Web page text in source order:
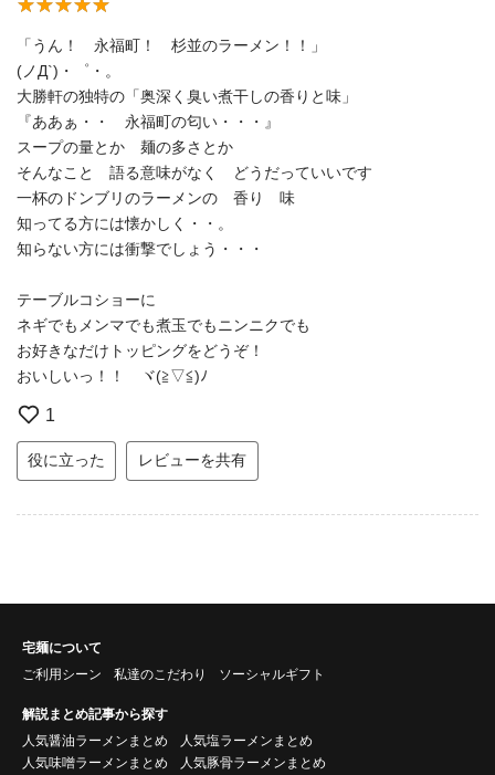
「うん！ 永福町！ 杉並のラーメン！！」
(ノД`)・゜・。
大勝軒の独特の「奥深く臭い煮干しの香りと味」
『ああぁ・・ 永福町の匂い・・・』
スープの量とか 麺の多さとか
そんなこと 語る意味がなく どうだっていいです
一杯のドンブリのラーメンの 香り 味
知ってる方には懐かしく・・。
知らない方には衝撃でしょう・・・
テーブルコショーに
ネギでもメンマでも煮玉でもニンニクでも
お好きなだけトッピングをどうぞ！
おいしいっ！！ ヾ(≧▽≦)ﾉ
1
役に立った レビューを共有
宅麺について
ご利用シーン
私達のこだわり ソーシャルギフト
解説まとめ記事から探す
人気醤油ラーメンまとめ
人気塩ラーメンまとめ
人気味噌ラーメンまとめ
人気豚骨ラーメンまとめ